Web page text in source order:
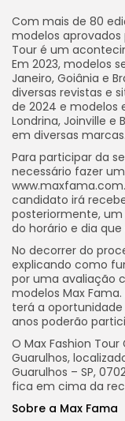
Com mais de 80
modelos aprovados
Tour é um
Em 2023, modelos
Janeiro, Goiânia e
diversas revistas e
de 2024 e modelos
Londrina, Joinville e
em diversas marcas.
Para participar da
necessário fazer
candidato irá
posteriormente,
do horário e dia
No decorrer do
explicando como
por uma avaliação
modelos Max
terá a
anos poderão
O Max Fashion
Guarulhos,
Guarulhos – SP,
fica em cima da
Sobre a Max Fama